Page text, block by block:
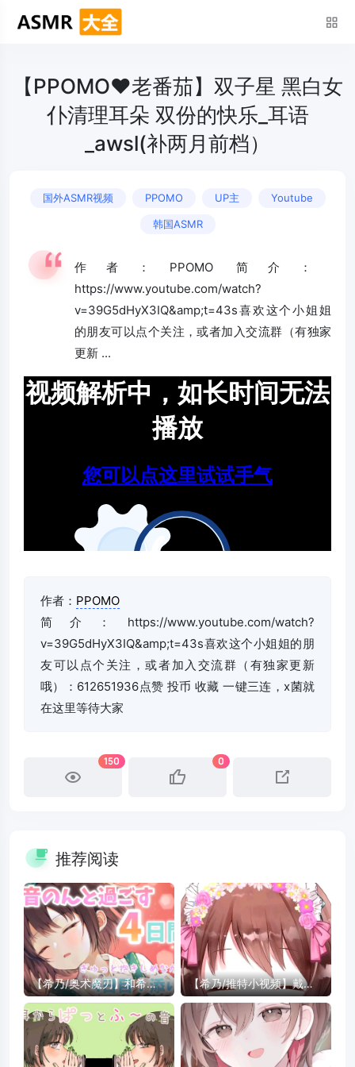
【PPOMO❤老番茄】双子星 黑白女
仆清理耳朵 双份的快乐_耳语
_awsl(补两月前档）
国外ASMR视频 PPOMO UP主 Youtube
韩国ASMR
作者：PPOMO 简介：
https://www.youtube.com/watch?
v=39G5dHyX3IQ&amp;t=43s喜欢这个小姐姐
的朋友可以点个关注，或者加入交流群（有独家
更新 ...
作者： PPOMO
简介：https://www.youtube.com/watch?
v=39G5dHyX3IQ&amp;t=43s喜欢这个小姐姐的朋
友可以点个关注，或者加入交流群（有独家更新
哦）：612651936点赞 投币 收藏 一键三连，x菌就
在这里等待大家
150 0
推荐阅读
【希乃/奥术魔刃】和希乃
度过的第四天【Day4.近距
离陪睡】
【希乃/推特小视频】戴戴
戴戴上了可爱的的发箍